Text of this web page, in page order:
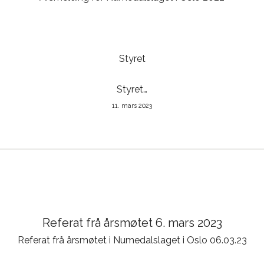
Styret
Styret…
11. mars 2023
Referat frå årsmøtet 6. mars 2023
Referat frå årsmøtet i Numedalslaget i Oslo 06.03.23